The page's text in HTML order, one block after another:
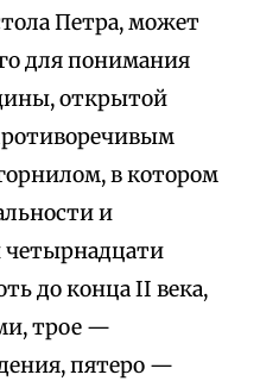
Петра, может
для понимания
открытой
в котором
и
четырнадцати
до конца II века,
трое —
пятеро —